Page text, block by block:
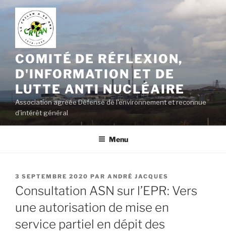
Aller
contenu
principal
COMITÉ DE RÉFLEXION,
D'INFORMATION ET DE
LUTTE ANTI NUCLÉAIRE
Association agréée Défense de l'environnement et reconnue
d'intérêt général
Menu
PUBLIÉ
LE
3 SEPTEMBRE 2020 PAR ANDRÉ JACQUES
Consultation ASN sur l’EPR: Vers
une autorisation de mise en
service partiel en dépit des